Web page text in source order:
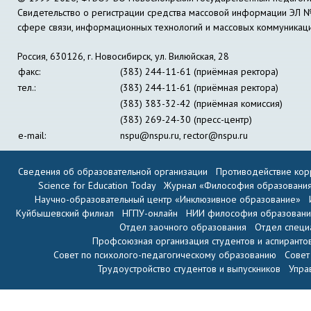
Свидетельство о регистрации средства массовой информации
сфере связи, информационных технологий и массовых
Россия, 630126, г. Новосибирск, ул. Вилюйская, 28
факс:
(383) 244-11-61 (приёмная ректора)
тел.:
(383) 244-11-61 (приёмная ректора)
(383) 383-32-42 (приёмная комиссия)
(383) 269-24-30 (пресс-центр)
e-mail:
nspu@nspu.ru, rector@nspu.ru
Сведения об образовательной организации
Противодействие
Science for Education Today
Журнал «Философия
Научно-образовательный центр «Инклюзивное образование»
Куйбышевский филиал
НГПУ-онлайн
НИИ философия
Отдел заочного образования
Отдел
Профсоюзная организация студентов и
Совет по психолого-педагогическому образованию
Трудоустройство студентов и выпускников